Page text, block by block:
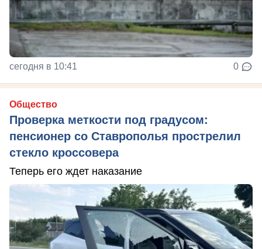
сегодня в 10:41 0
Общество
Проверка меткости под градусом:
пенсионер со Ставрополья прострелил
стекло кроссовера
Теперь его ждет наказание